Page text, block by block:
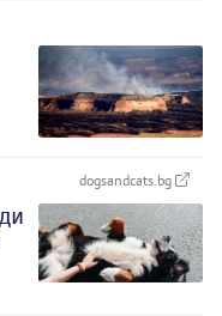
dogsandcats.bg